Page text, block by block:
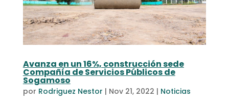
Avanza en un 16%, construcción sede
Compañía de Servicios Públicos de
Sogamoso
por Rodriguez Nestor | Nov 21, 2022 | Noticias